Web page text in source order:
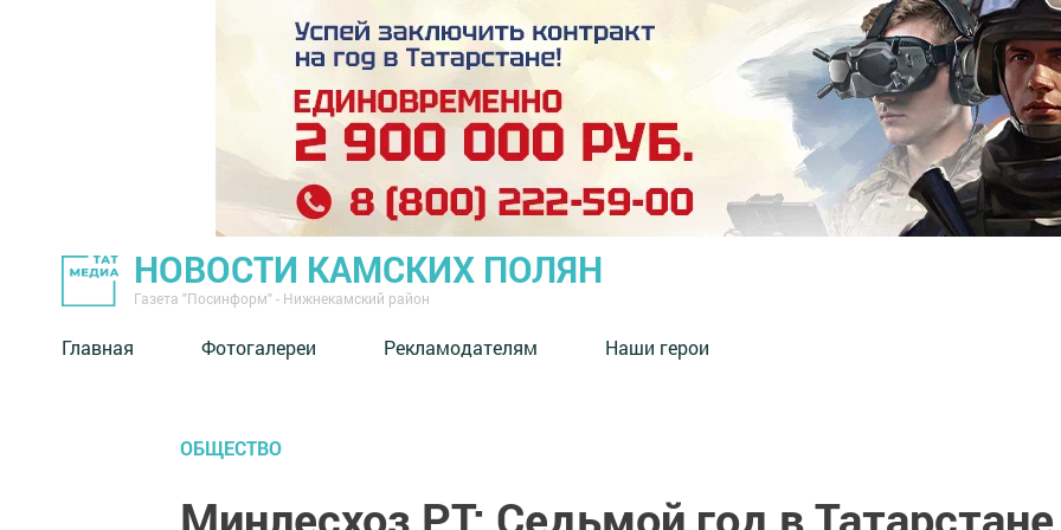
НОВОСТИ КАМСКИХ ПОЛЯН
Газета "Посинформ" - Нижнекамский район
Главная Фотогалереи Рекламодателям Наши герои
ОБЩЕСТВО
Минлесхоз РТ: Седьмой год в Татарстане